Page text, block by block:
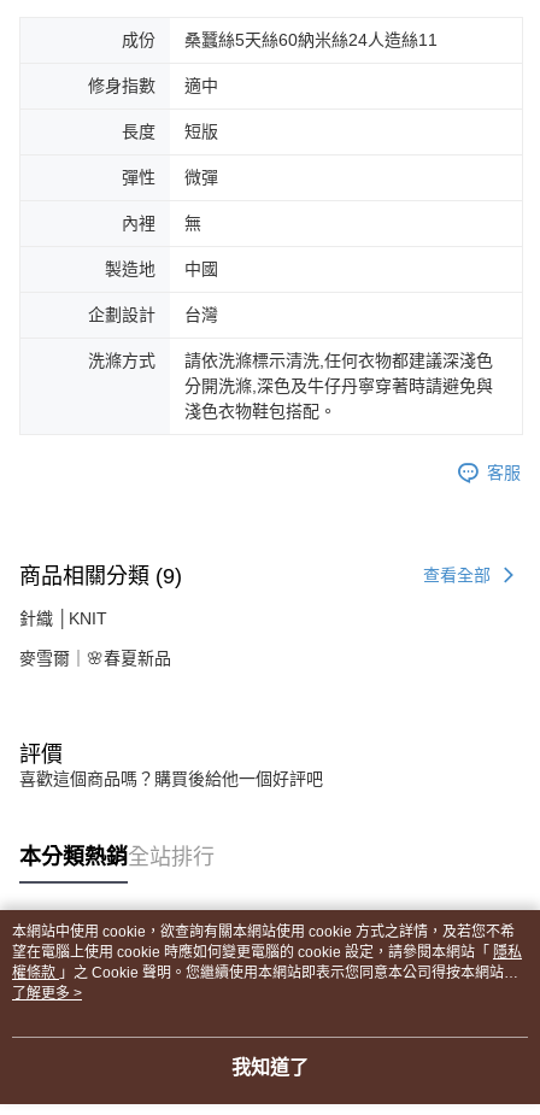
成份 桑蠶絲5天絲60納米絲24人造絲11
修身指數 適中
長度 短版
彈性 微彈
內裡 無
製造地 中國
企劃設計 台灣
洗滌方式
請依洗滌標示清洗,任何衣物都建議深淺色
分開洗滌,深色及牛仔丹寧穿著時請避免與
淺色衣物鞋包搭配。
客服
商品相關分類 (9) 查看全部
針織 │KNIT
麥雪爾｜🌸春夏新品
評價
喜歡這個商品嗎？購買後給他一個好評吧
本分類熱銷全站排行
熱門標籤
本網站中使用 cookie，欲查詢有關本網站使用 cookie 方式之詳情，及若您不希
望在電腦上使用 cookie 時應如何變更電腦的 cookie 設定，請參閱本網站「 隱私
權條款 」之 Cookie 聲明。您繼續使用本網站即表示您同意本公司得按本網站使
用條款之 Cookie 聲明使用 cookie。
了解更多 >
我知道了